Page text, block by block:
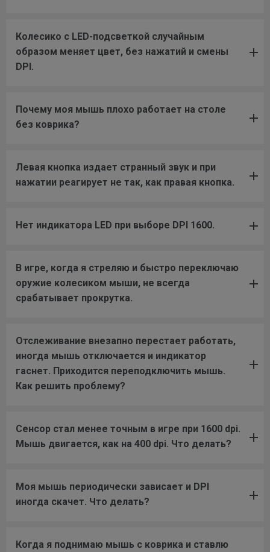
Колесико с LED-подсветкой случайным
образом меняет цвет, без нажатий и смены
DPI.
Почему моя мышь плохо работает на столе
без коврика?
Левая кнопка издает странный звук и при
нажатии реагирует не так, как правая кнопка.
Нет индикатора LED при выборе DPI 1600.
В игре, когда я стреляю и быстро переключаю
оружие колесиком мыши, не всегда
срабатывает прокрутка.
Отслеживание внезапно перестает работать,
иногда мышь отключается и индикатор
гаснет. Приходится переподключить мышь.
Как решить проблему?
Сенсор стал менее точным в игре при 1600 dpi.
Мышь двигается, как на 400 dpi. Что делать?
Моя мышь периодически зависает и DPI
иногда скачет. Что делать?
Когда я поднимаю мышь с коврика и ставлю